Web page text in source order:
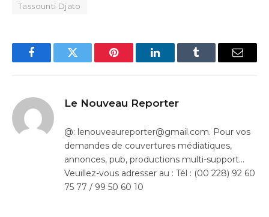
Tassounti Djato
FacebookTwitter Pinterest LinkedInTumblr Email
Le Nouveau Reporter
@: lenouveaureporter@gmail.com. Pour vos
demandes de couvertures médiatiques,
annonces, pub, productions multi-support…
Veuillez-vous adresser au : Tél : (00 228) 92 60
75 77 / 99 50 60 10